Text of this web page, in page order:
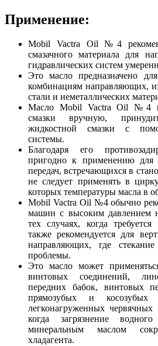
Применение:
Mobil Vactra Oil №4
смазачного материала для
гидравлических систем
Это масло предназначено
комбинациям направляющих,
стали и неметаллических
Масло Mobil Vactra Oil №4
смазки вручную,
жидкостной смазки с
системы.
Благодаря его
пригодно к применению для
передач, встречающихся в
не следует применять в
которых температуры масла в
Mobil Vactra Oil №4 обычно
машин с высоким давлением
тех случаях, когда
также рекомендуется для
направляющих, где
проблемы.
Это масло может
винтовых соединений,
передних бабок, винтовых
прямозубых и косозубых
легконагруженных червячных
когда загрязнение
минеральным маслом
хладагента.